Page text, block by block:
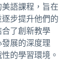
語課程，旨在
步提升他們的
了創新教學
展的深度理
的學習環境。